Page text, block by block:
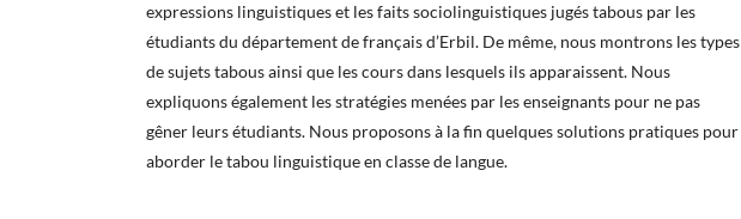
expressions linguistiques et les faits sociolinguistiques jugés tabous par les
étudiants du département de français d’Erbil. De même, nous montrons les types
de sujets tabous ainsi que les cours dans lesquels ils apparaissent. Nous
expliquons également les stratégies menées par les enseignants pour ne pas
gêner leurs étudiants. Nous proposons à la fin quelques solutions pratiques pour
aborder le tabou linguistique en classe de langue.